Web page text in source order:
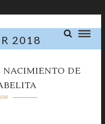
2018
NACIMIENTO DE